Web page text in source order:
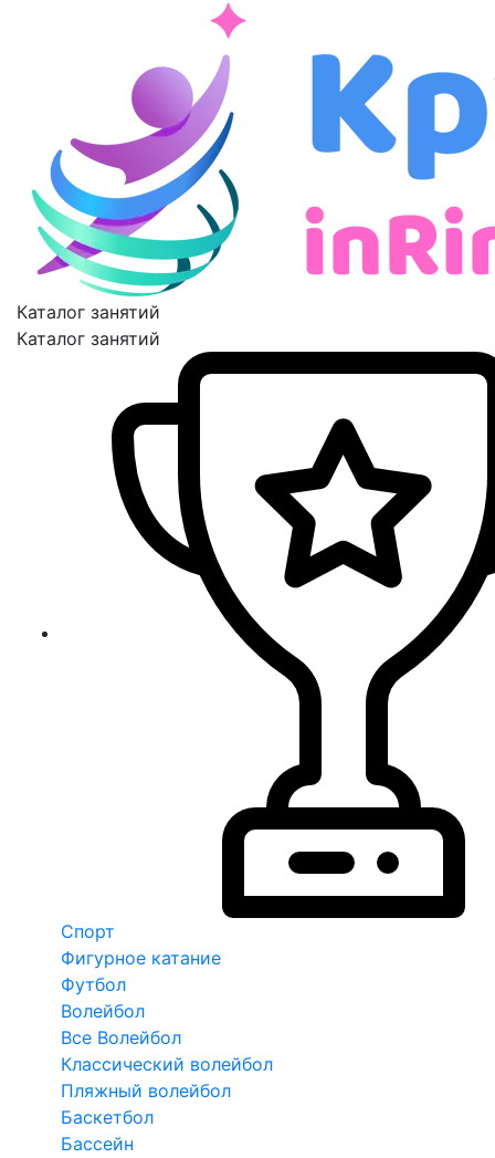
Каталог занятий
Каталог занятий
Спорт
Фигурное катание
Футбол
Волейбол
Все Волейбол
Классический волейбол
Пляжный волейбол
Баскетбол
Бассейн